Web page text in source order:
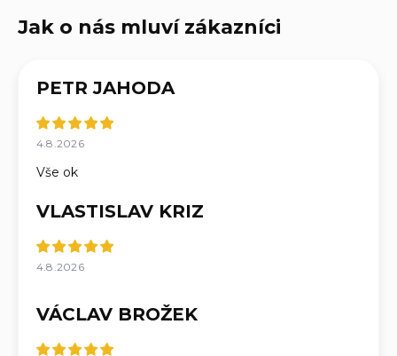
PETR JAHODA
4.8.2026
Vše ok
VLASTISLAV KRIZ
4.8.2026
VÁCLAV BROŽEK